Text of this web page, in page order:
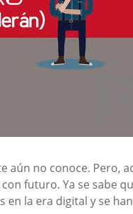
aún no conoce. Pero,
futuro. Ya se sabe
en la era digital y se han